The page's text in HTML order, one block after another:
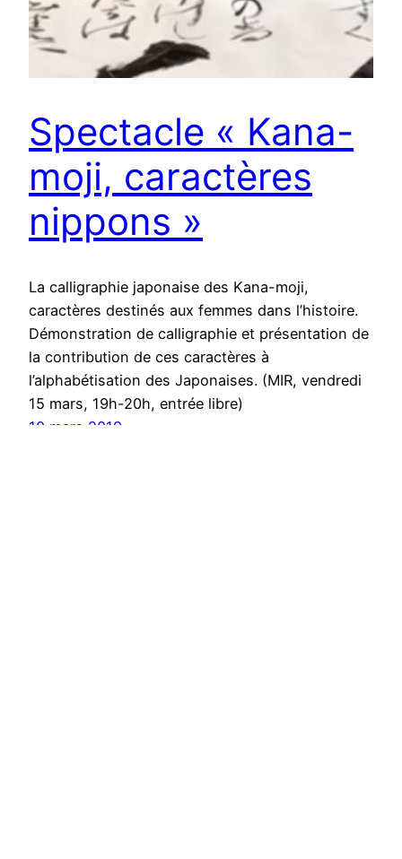
Spectacle « Kana-
moji, caractères
nippons »
La calligraphie japonaise des Kana-moji,
caractères destinés aux femmes dans l’histoire.
Démonstration de calligraphie et présentation de
la contribution de ces caractères à
l’alphabétisation des Japonaises. (MIR, vendredi
15 mars, 19h-20h, entrée libre)
10 mars 2019